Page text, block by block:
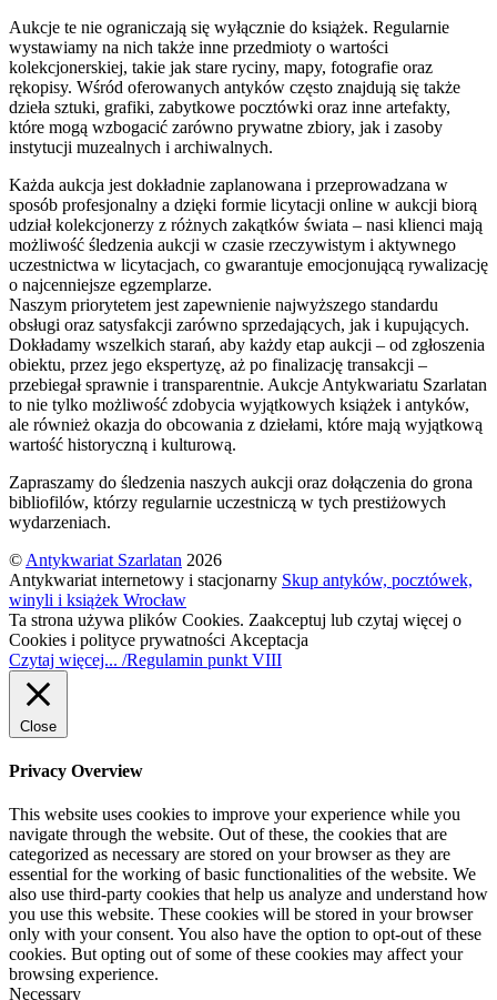
Aukcje te nie ograniczają się wyłącznie do książek. Regularnie
wystawiamy na nich także inne przedmioty o wartości
kolekcjonerskiej, takie jak stare ryciny, mapy, fotografie oraz
rękopisy. Wśród oferowanych antyków często znajdują się także
dzieła sztuki, grafiki, zabytkowe pocztówki oraz inne artefakty,
które mogą wzbogacić zarówno prywatne zbiory, jak i zasoby
instytucji muzealnych i archiwalnych.
Każda aukcja jest dokładnie zaplanowana i przeprowadzana w
sposób profesjonalny a dzięki formie licytacji online w aukcji biorą
udział kolekcjonerzy z różnych zakątków świata – nasi klienci mają
możliwość śledzenia aukcji w czasie rzeczywistym i aktywnego
uczestnictwa w licytacjach, co gwarantuje emocjonującą rywalizację
o najcenniejsze egzemplarze.
Naszym priorytetem jest zapewnienie najwyższego standardu
obsługi oraz satysfakcji zarówno sprzedających, jak i kupujących.
Dokładamy wszelkich starań, aby każdy etap aukcji – od zgłoszenia
obiektu, przez jego ekspertyzę, aż po finalizację transakcji –
przebiegał sprawnie i transparentnie. Aukcje Antykwariatu Szarlatan
to nie tylko możliwość zdobycia wyjątkowych książek i antyków,
ale również okazja do obcowania z dziełami, które mają wyjątkową
wartość historyczną i kulturową.
Zapraszamy do śledzenia naszych aukcji oraz dołączenia do grona
bibliofilów, którzy regularnie uczestniczą w tych prestiżowych
wydarzeniach.
© Antykwariat Szarlatan 2026
Antykwariat internetowy i stacjonarny Skup antyków, pocztówek,
winyli i książek Wrocław
Ta strona używa plików Cookies. Zaakceptuj lub czytaj więcej o
Cookies i polityce prywatności Akceptacja
Czytaj więcej... /Regulamin punkt VIII
Close
Privacy Overview
This website uses cookies to improve your experience while you
navigate through the website. Out of these, the cookies that are
categorized as necessary are stored on your browser as they are
essential for the working of basic functionalities of the website. We
also use third-party cookies that help us analyze and understand how
you use this website. These cookies will be stored in your browser
only with your consent. You also have the option to opt-out of these
cookies. But opting out of some of these cookies may affect your
browsing experience.
Necessary